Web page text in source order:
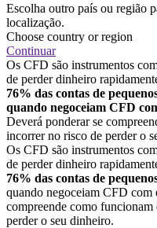
Escolha outro país ou região
localização.
Choose country or region
Continuar
Os CFD são instrumentos
de perder dinheiro
76% das contas de
quando negoceiam CFD
Deverá ponderar se
incorrer no risco de perder o
Os CFD são instrumentos
de perder dinheiro
76% das contas de
quando negoceiam CFD com
compreende como
perder o seu dinheiro.